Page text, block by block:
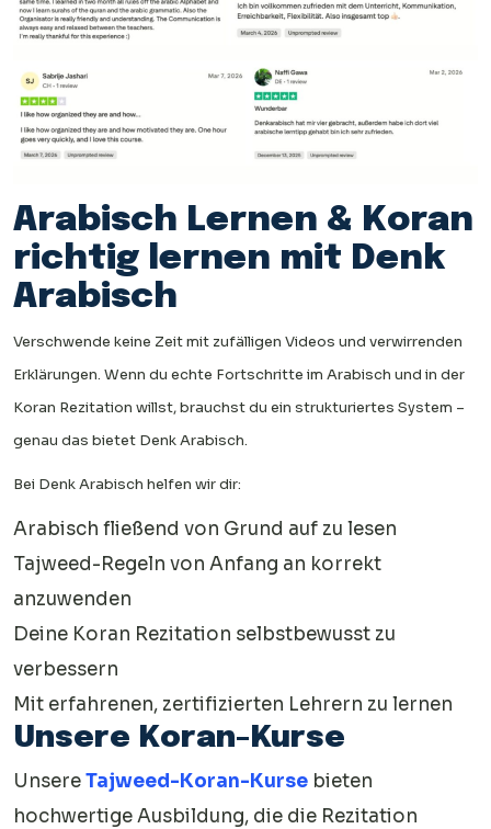
Arabisch Lernen & Koran
richtig lernen mit Denk
Arabisch
Verschwende keine Zeit mit zufälligen Videos und verwirrenden
Erklärungen. Wenn du echte Fortschritte im Arabisch und in der
Koran Rezitation willst, brauchst du ein strukturiertes System –
genau das bietet Denk Arabisch.
Bei Denk Arabisch helfen wir dir:
Arabisch fließend von Grund auf zu lesen
Tajweed-Regeln von Anfang an korrekt
anzuwenden
Deine Koran Rezitation selbstbewusst zu
verbessern
Mit erfahrenen, zertifizierten Lehrern zu lernen
Unsere Koran-Kurse
UnsereTajweed-Koran-Kurse bieten
hochwertige Ausbildung, die die Rezitation